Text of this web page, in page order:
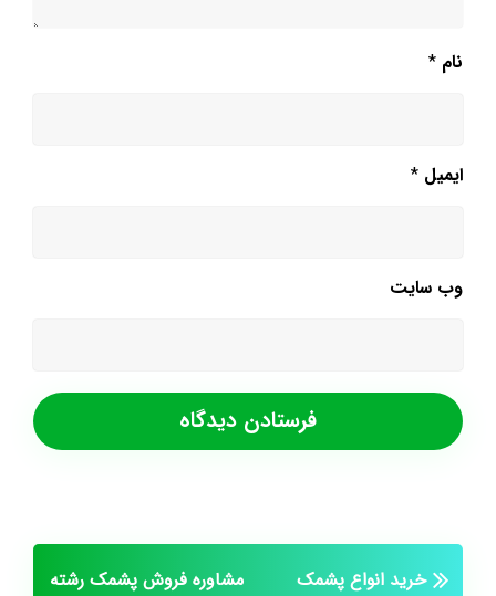
نام *
ایمیل *
وب‌ سایت
خرید انواع پشمک
مشاوره فروش پشمک رشته